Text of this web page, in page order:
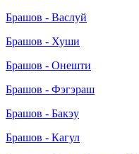
Брашов - Васлуй
Брашов - Хуши
Брашов - Онешти
Брашов - Фэгэраш
Брашов - Бакэу
Брашов - Кагул